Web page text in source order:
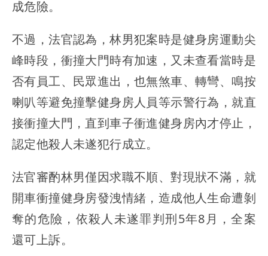
成危險。
不過，法官認為，林男犯案時是健身房運動尖
峰時段，衝撞大門時有加速，又未查看當時是
否有員工、民眾進出，也無煞車、轉彎、鳴按
喇叭等避免撞擊健身房人員等示警行為，就直
接衝撞大門，直到車子衝進健身房內才停止，
認定他殺人未遂犯行成立。
法官審酌林男僅因求職不順、對現狀不滿，就
開車衝撞健身房發洩情緒，造成他人生命遭剝
奪的危險，依殺人未遂罪判刑5年8月，全案
還可上訴。